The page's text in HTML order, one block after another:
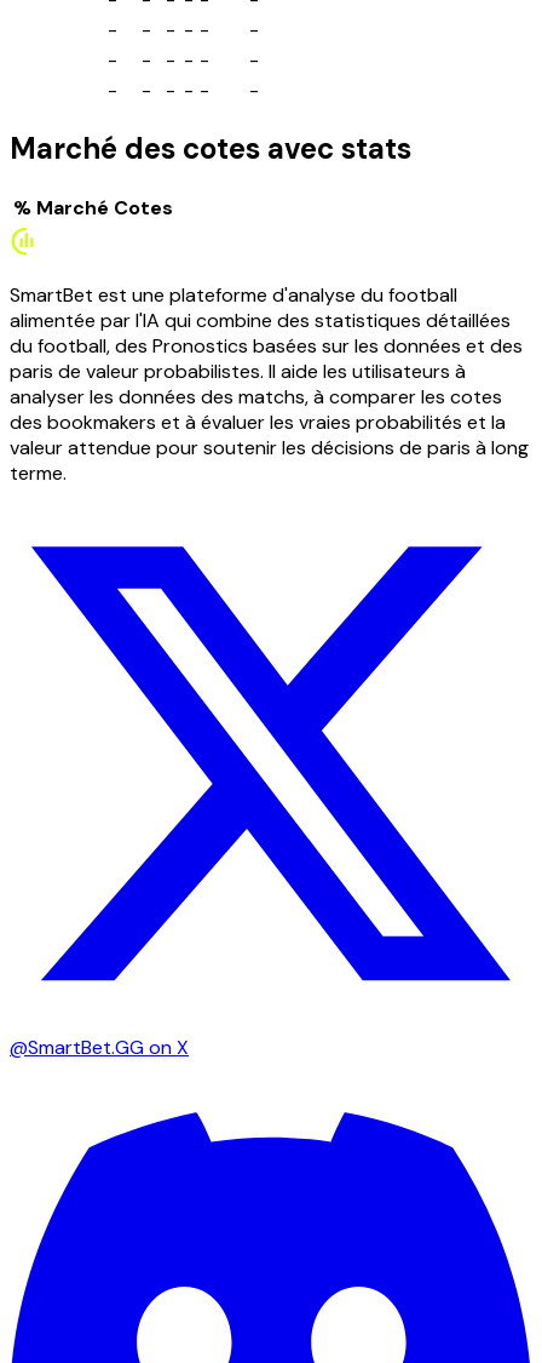
-
- - - -
-
-
- - - -
-
-
- - - - -
Marché des cotes avec stats
% Marché Cotes
SmartBet est une plateforme d'analyse du football
alimentée par l'IA qui combine des statistiques détaillées
du football, des Pronostics basées sur les données et des
paris de valeur probabilistes. Il aide les utilisateurs à
analyser les données des matchs, à comparer les cotes
des bookmakers et à évaluer les vraies probabilités et la
valeur attendue pour soutenir les décisions de paris à long
terme.
@SmartBet.GG on X